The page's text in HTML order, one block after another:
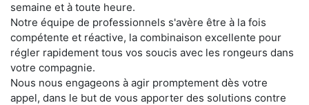
semaine et à toute heure.
Notre équipe de professionnels s'avère être à la fois
compétente et réactive, la combinaison excellente pour
régler rapidement tous vos soucis avec les rongeurs dans
votre compagnie.
Nous nous engageons à agir promptement dès votre
appel, dans le but de vous apporter des solutions contre